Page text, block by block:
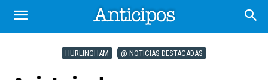
HURLINGHAM @ NOTICIAS DESTACADAS